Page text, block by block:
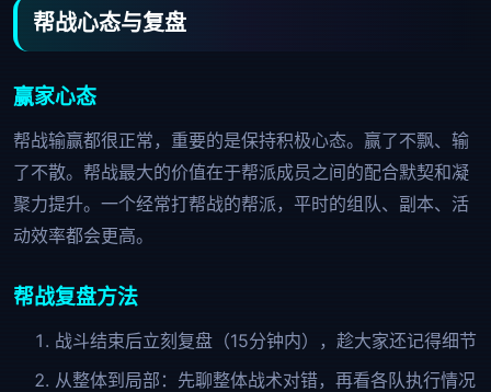
帮战心态与复盘
赢家心态
帮战输赢都很正常，重要的是保持积极心态。赢了不飘、输
了不散。帮战最大的价值在于帮派成员之间的配合默契和凝
聚力提升。一个经常打帮战的帮派，平时的组队、副本、活
动效率都会更高。
帮战复盘方法
战斗结束后立刻复盘（15分钟内），趁大家还记得细节
从整体到局部：先聊整体战术对错，再看各队执行情况